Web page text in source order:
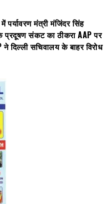
पर्यावरण मंत्री मंजिंदर सिंह
प्रदूषण संकट का ठीकरा AAP पर
ने दिल्ली सचिवालय के बाहर विरोध